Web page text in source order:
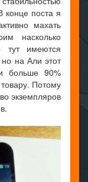
конце поста я
махать
насколько
тут имеются
на Али этот
больше 90%
Потому
экземпляров